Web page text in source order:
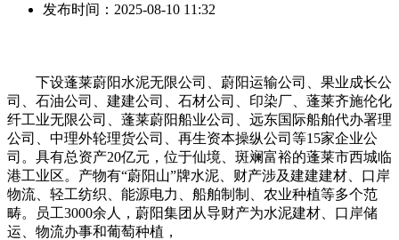
发布时间： 2025-08-10 11:32
下设蓬莱蔚阳水泥无限公司、蔚阳运输公司、果业成长公
司、石油公司、建建公司、石材公司、印染厂、蓬莱齐施伦化
纤工业无限公司、蓬莱蔚阳船业公司、远东国际船舶代办署理
公司、中理外轮理货公司、再生资本操纵公司等15家企业公
司。具有总资产20亿元，位于仙境、斑斓富裕的蓬莱市西城临
港工业区。产物有“蔚阳山”牌水泥、财产涉及建建建材、口岸
物流、轻工纺织、能源电力、船舶制制、农业种植等多个范
畴。员工3000余人，蔚阳集团从导财产为水泥建材、口岸储
运、物流办事和葡萄种植，